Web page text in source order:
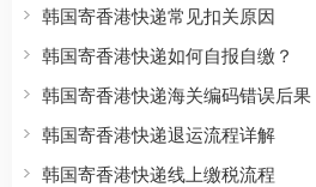
韩国寄香港快递常见扣关原因
韩国寄香港快递如何自报自缴？
韩国寄香港快递海关编码错误后果
韩国寄香港快递退运流程详解
韩国寄香港快递线上缴税流程